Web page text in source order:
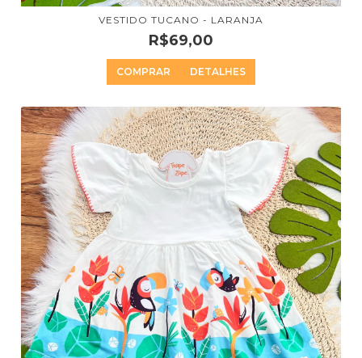
VESTIDO TUCANO - LARANJA
R$69,00
COMPRAR DETALHES